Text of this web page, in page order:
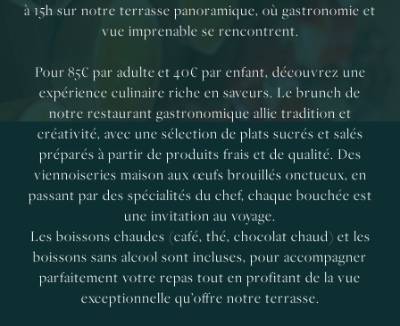
à 15h sur notre terrasse panoramique, où gastronomie et
vue imprenable se rencontrent.
Pour 85€ par adulte et 40€ par enfant, découvrez une
expérience culinaire riche en saveurs. Le brunch de
notre restaurant gastronomique allie tradition et
créativité, avec une sélection de plats sucrés et salés
préparés à partir de produits frais et de qualité. Des
viennoiseries maison aux œufs brouillés onctueux, en
passant par des spécialités du chef, chaque bouchée est
une invitation au voyage.
Les boissons chaudes (café, thé, chocolat chaud) et les
boissons sans alcool sont incluses, pour accompagner
parfaitement votre repas tout en profitant de la vue
exceptionnelle qu’offre notre terrasse.